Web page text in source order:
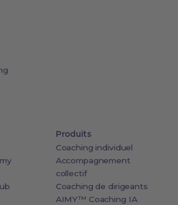
Produits
Coaching individuel
Accompagnement
collectif
Coaching de dirigeants
AIMY™ Coaching IA